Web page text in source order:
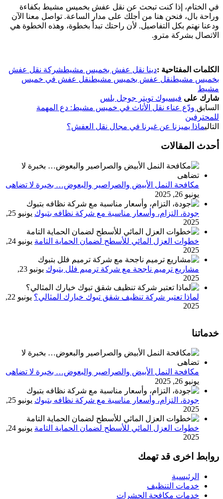
في الختام، إذا كنت تبحث عن نقل عفش بخميس مشيط بكفاءة
وراحة بال، فنحن هنا من أجلك على مدار الساعة. تواصل معنا الآن
ودعنا نهتم بكل التفاصيل. لأن راحتك تبدأ بخطوة، وهذه الخطوة هي
الاتصال بشركة مترو.
الكلمات المفتاحية :دينا نقل عفش بخميس مشيطشركة نقل عفش
بخميس مشيطنقل عفش بخميس مشيطنقل عفش في خميس
مشيط
شارك على فيسبوك تويتر جوجل بلس
السابق ودّع عناء نقل الأثاث في خميس مشيط: دع المهمة
للمحترفين
التاليماذا يميزنا عن غيرنا في مجال نقل العفش؟
أحدث المقالات
مكافحة النمل الأبيض والصراصير والبعوض… بخبرة لا تضاهى
يونيو 26, 2025
جودة، التزام، وأسعار مناسبة مع شركة نظافه بتبوك
يونيو 25,
2025
خطوات العزل المائي للأسطح لضمان الحماية التامة
يونيو 24,
2025
مشاريع ترميم ناجحة مع شركة ترميم فلل بتبوك
يونيو 23,
2025
لماذا تعتبر شركة تنظيف شقق تبوك خيارك المثالي؟
يونيو 22,
2025
خدماتنا
مكافحة النمل الأبيض والصراصير والبعوض… بخبرة لا تضاهى
يونيو 26, 2025
جودة، التزام، وأسعار مناسبة مع شركة نظافه بتبوك
يونيو 25,
2025
خطوات العزل المائي للأسطح لضمان الحماية التامة
يونيو 24,
2025
روابط اخرى قد تهمك
الرئيسية
خدمات التنظيف
خدمات مكافحة الحشرات